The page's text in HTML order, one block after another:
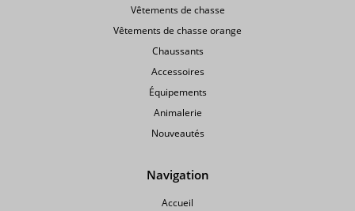
Vêtements de chasse
Vêtements de chasse orange
Chaussants
Accessoires
Équipements
Animalerie
Nouveautés
Navigation
Accueil